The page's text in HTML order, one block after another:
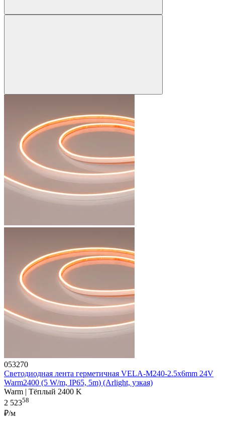
053270
Светодиодная лента герметичная VELA-M240-2.5x6mm 24V
Warm2400 (5 W/m, IP65, 5m) (Arlight, узкая)
Warm | Тёплый 2400 K
2 52358
₽/м